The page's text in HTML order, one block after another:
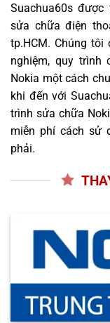
Suachua60s được
sửa chữa điện
tp.HCM. Chúng
nghiệm, quy trình
Nokia một cách
khi đến với
trình sửa chữa
miễn phí cách sử
phải.